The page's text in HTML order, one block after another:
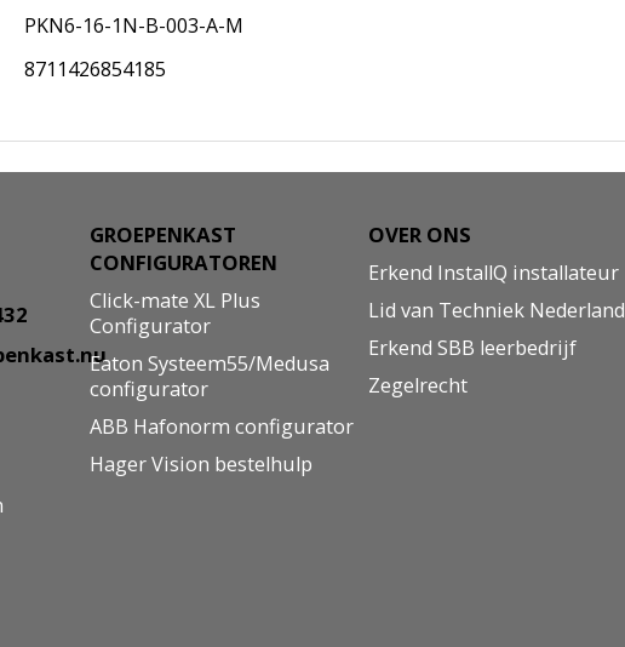
PKN6-16-1N-B-003-A-M
8711426854185
GROEPENKAST
CONFIGURATOREN
Click-mate XL Plus
Configurator
Eaton Systeem55/Medusa
configurator
ABB Hafonorm configurator
Hager Vision bestelhulp
OVER ONS
Erkend InstallQ installateur
Lid van Techniek Nederland
Erkend SBB leerbedrijf
Zegelrecht